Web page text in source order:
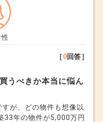
［0回答］
うべきか本当に悩ん
が、どの物件も想像以
33年の物件が5,000万円